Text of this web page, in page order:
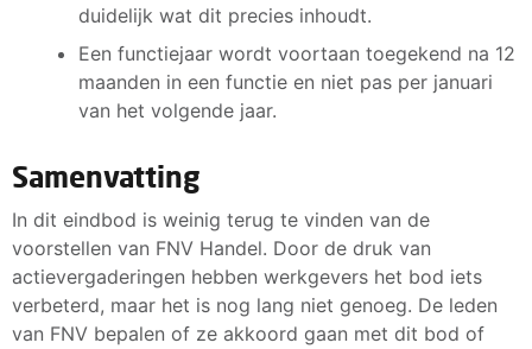
duidelijk wat dit precies inhoudt.
Een functiejaar wordt voortaan toegekend na 12
maanden in een functie en niet pas per januari
van het volgende jaar.
Samenvatting
In dit eindbod is weinig terug te vinden van de
voorstellen van FNV Handel. Door de druk van
actievergaderingen hebben werkgevers het bod iets
verbeterd, maar het is nog lang niet genoeg. De leden
van FNV bepalen of ze akkoord gaan met dit bod of